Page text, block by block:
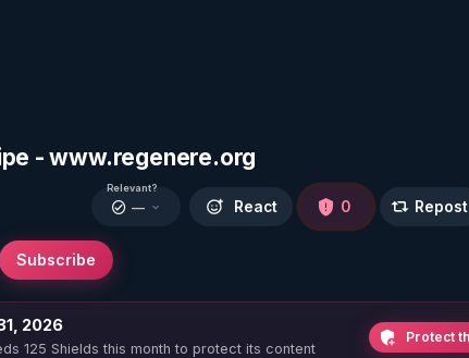
- www.regenere.org
Subscribe
Relevant?
— React 0 Repost
2026
125 Shields this month to protect its content
Protect